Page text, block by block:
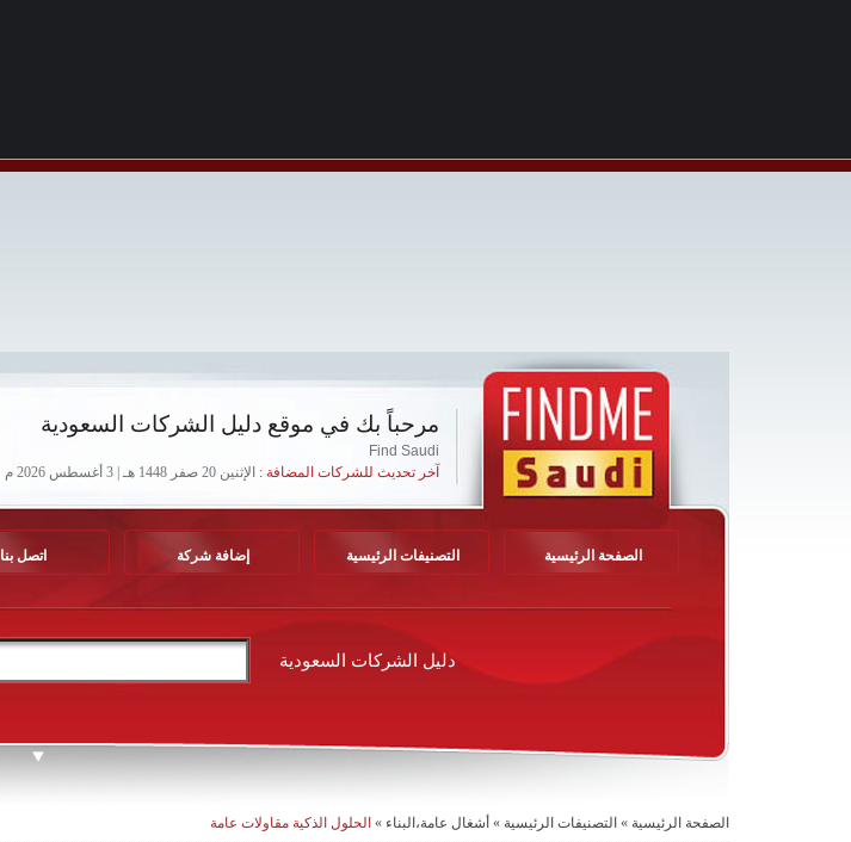
مرحباً بك في موقع دليل الشركات السعودية
Find Saudi
آخر تحديث للشركات المضافة : الإثنين 20 صفر 1448 هـ | 3 أغسطس 2026 م
الصفحة الرئيسية التصنيفات الرئيسية إضافة شركة اتصل بنا
دليل الشركات السعودية
الصفحة الرئيسية » التصنيفات الرئيسية » أشغال عامة،البناء » الحلول الذكية مقاولات عامة